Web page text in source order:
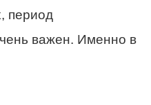
период
важен. Именно в